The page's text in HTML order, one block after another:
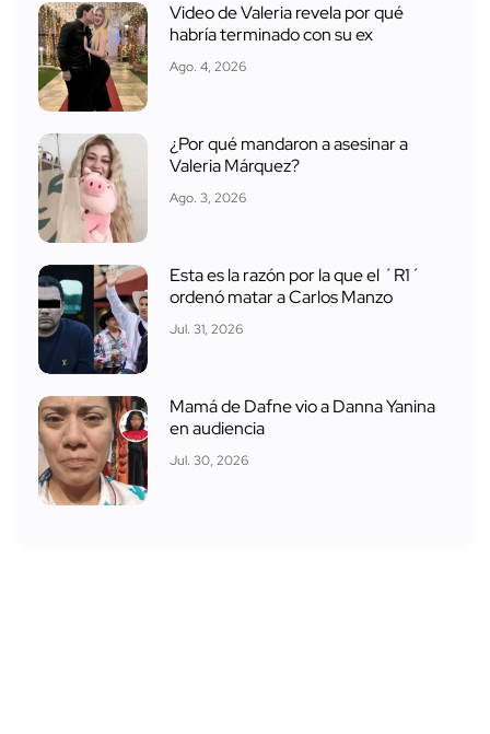
Video de Valeria revela por qué
habría terminado con su ex
Ago. 4, 2026
¿Por qué mandaron a asesinar a
Valeria Márquez?
Ago. 3, 2026
Esta es la razón por la que el ´R1´
ordenó matar a Carlos Manzo
Jul. 31, 2026
Mamá de Dafne vio a Danna Yanina
en audiencia
Jul. 30, 2026